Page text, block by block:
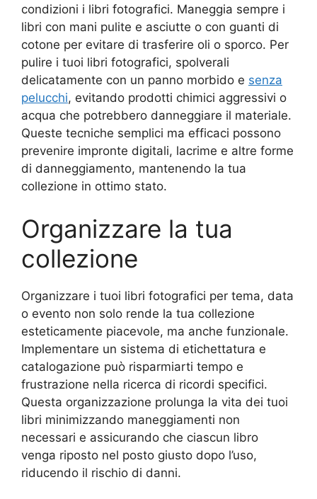
condizioni i libri fotografici. Maneggia sempre i
libri con mani pulite e asciutte o con guanti di
cotone per evitare di trasferire oli o sporco. Per
pulire i tuoi libri fotografici, spolverali
delicatamente con un panno morbido e senza
pelucchi, evitando prodotti chimici aggressivi o
acqua che potrebbero danneggiare il materiale.
Queste tecniche semplici ma efficaci possono
prevenire impronte digitali, lacrime e altre forme
di danneggiamento, mantenendo la tua
collezione in ottimo stato.
Organizzare la tua
collezione
Organizzare i tuoi libri fotografici per tema, data
o evento non solo rende la tua collezione
esteticamente piacevole, ma anche funzionale.
Implementare un sistema di etichettatura e
catalogazione può risparmiarti tempo e
frustrazione nella ricerca di ricordi specifici.
Questa organizzazione prolunga la vita dei tuoi
libri minimizzando maneggiamenti non
necessari e assicurando che ciascun libro
venga riposto nel posto giusto dopo l’uso,
riducendo il rischio di danni.